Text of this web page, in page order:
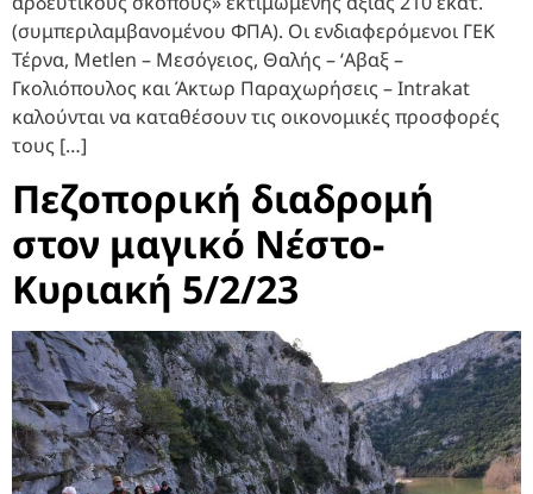
(συμπεριλαμβανομένου ΦΠΑ). Οι ενδιαφερόμενοι ΓΕΚ
Τέρνα, Metlen – Μεσόγειος, Θαλής – ‘Αβαξ –
Γκολιόπουλος και Άκτωρ Παραχωρήσεις – Intrakat
καλούνται να καταθέσουν τις οικονομικές προσφορές
τους […]
Πεζοπορική διαδρομή
στον μαγικό Νέστο-
Κυριακή 5/2/23